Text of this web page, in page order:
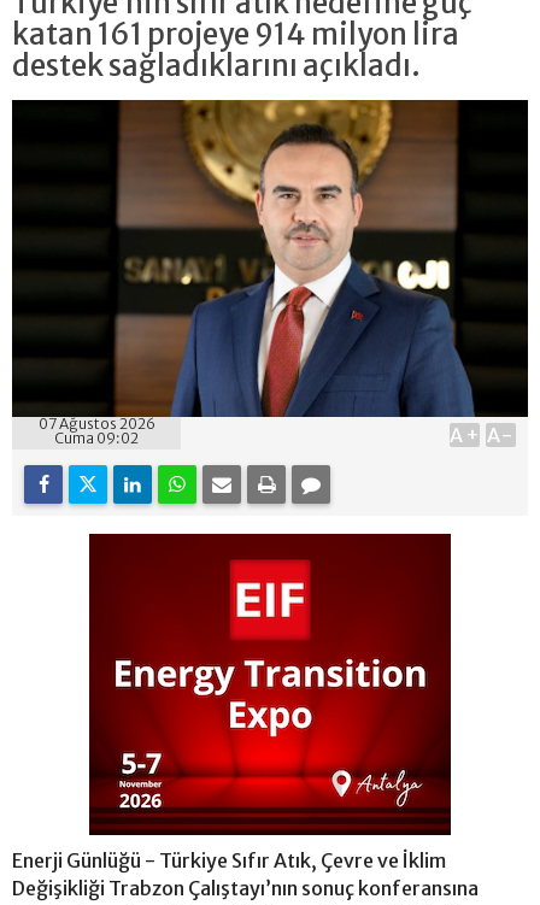
katan 161 projeye 914 milyon lira
destek sağladıklarını açıkladı.
07 Ağustos 2026
Cuma 09:02
A+ A-
Enerji Günlüğü - Türkiye Sıfır Atık, Çevre ve İklim
Değişikliği Trabzon Çalıştayı’nın sonuç konferansına